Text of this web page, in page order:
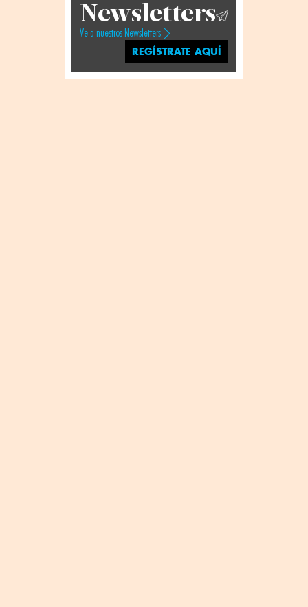
Newsletters
Ve a nuestros Newsletters
REGÍSTRATE AQUÍ